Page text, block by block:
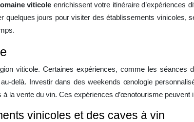
viticole enrichissent votre itinéraire d’expériences
jours pour visiter des établissements vinicoles,
viticole. Certaines expériences, comme les séances
delà. Investir dans des weekends œnologie
la vente du vin. Ces expériences d’œnotourisme peuvent
vinicoles et des caves à vin